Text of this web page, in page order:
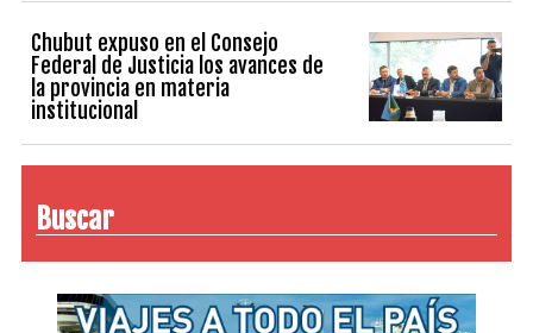
Chubut expuso en el Consejo
Federal de Justicia los avances de
la provincia en materia
institucional
Buscar